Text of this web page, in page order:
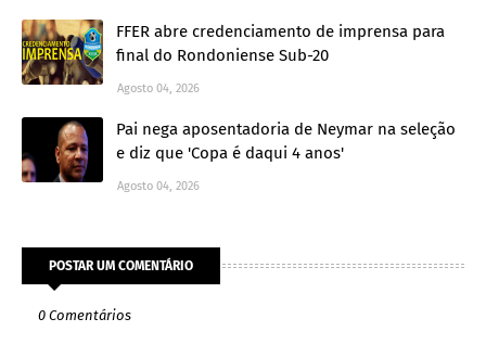
FFER abre credenciamento de imprensa para
final do Rondoniense Sub-20
Agosto 04, 2026
Pai nega aposentadoria de Neymar na seleção
e diz que 'Copa é daqui 4 anos'
Agosto 04, 2026
POSTAR UM COMENTÁRIO
0 Comentários